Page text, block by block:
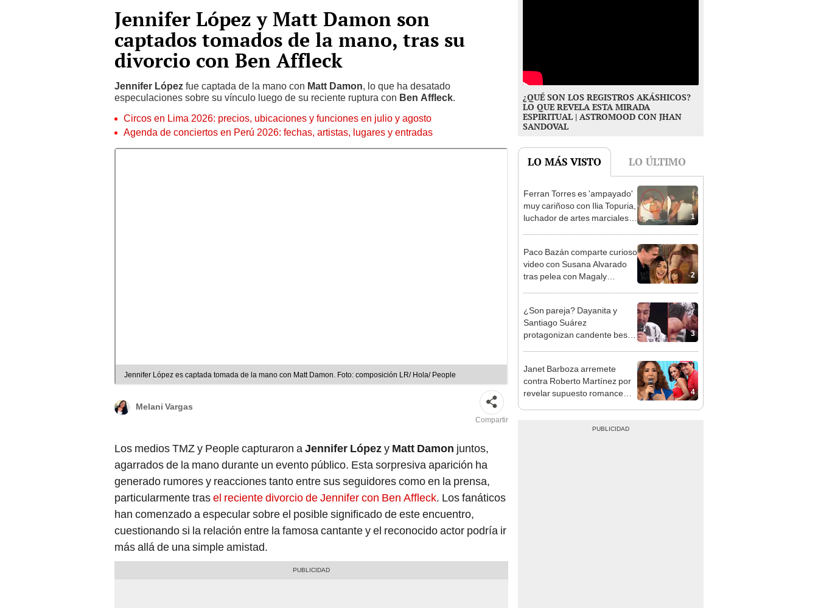
Jennifer López y Matt Damon son
captados tomados de la mano, tras su
divorcio con Ben Affleck
Jennifer López fue captada de la mano con Matt Damon, lo que ha desatado
especulaciones sobre su vínculo luego de su reciente ruptura con Ben Affleck.
Circos en Lima 2026: precios, ubicaciones y funciones en julio y agosto
Agenda de conciertos en Perú 2026: fechas, artistas, lugares y entradas
Jennifer López es captada tomada de la mano con Matt Damon. Foto: composición LR/ Hola/ People
Melani Vargas
Compartir
Los medios TMZ y People capturaron a Jennifer Lópezy Matt Damon juntos,
agarrados de la mano durante un evento público. Esta sorpresiva aparición ha
generado rumores y reacciones tanto entre sus seguidores como en la prensa,
particularmente trasel reciente divorcio de Jennifer con Ben Affleck. Los fanáticos
han comenzado a especular sobre el posible significado de este encuentro,
cuestionando si la relación entre la famosa cantante y el reconocido actor podría ir
más allá de una simple amistad.
¿QUÉ SON LOS REGISTROS AKÁSHICOS?
LO QUE REVELA ESTA MIRADA
ESPIRITUAL | ASTROMOOD CON JHAN
SANDOVAL
LO MÁS VISTO LO ÚLTIMO
1
Ferran Torres es 'ampayado'
muy cariñoso con Ilia Topuria,
luchador de artes marciales, y
2
Paco Bazán comparte curioso
video con Susana Alvarado
tras pelea con Magaly
3
¿Son pareja? Dayanita y
Santiago Suárez
protagonizan candente beso
4
Janet Barboza arremete
contra Roberto Martínez por
revelar supuesto romance